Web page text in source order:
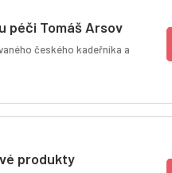
péči Tomáš Arsov
českého kadeřníka a
produkty